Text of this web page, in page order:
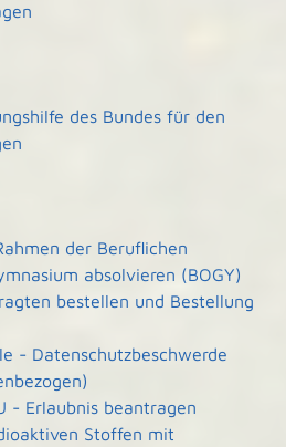
des Bundes für den
der Beruflichen
absolvieren (BOGY)
bestellen und Bestellung
- Datenschutzbeschwerde
- Erlaubnis beantragen
Stoffen mit